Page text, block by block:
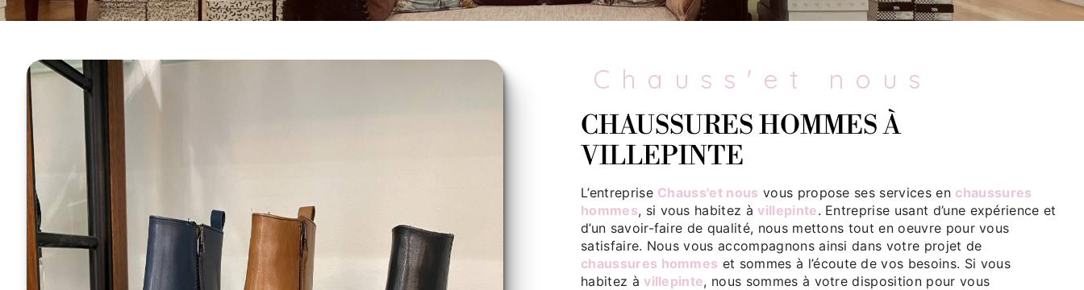
Chauss'et nous
CHAUSSURES HOMMES À
VILLEPINTE
L’entreprise Chauss'et nous vous propose ses services en chaussures
hommes, si vous habitez àvillepinte. Entreprise usant d’une expérience et
d’un savoir-faire de qualité, nous mettons tout en oeuvre pour vous
satisfaire. Nous vous accompagnons ainsi dans votre projet de
chaussures hommes et sommes à l’écoute de vos besoins. Si vous
habitez àvillepinte, nous sommes à votre disposition pour vous